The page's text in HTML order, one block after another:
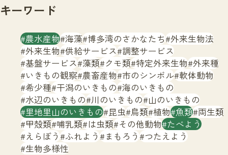
文字サイズ 小 中 大
生物多様性ふくおかウェブセンターとは
サイトマップ
キーワード
農水産物 海藻 博多湾のさかなたち 外来生物法
外来生物 供給サービス 調整サービス
基盤サービス 藻類 クモ類 特定外来生物 外来種
いきもの観察 農畜産物 市のシンボル 軟体動物
希少種 干潟のいきもの 海のいきもの
水辺のいきもの 川のいきもの 山のいきもの
里地里山のいきもの 昆虫 鳥類 植物 魚類 両生類
甲殻類 哺乳類 は虫類 その他動物 たべよう
えらぼう ふれよう まもろう つたえよう
生物多様性